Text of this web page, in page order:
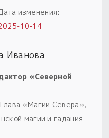
Дата изменения:
10-14
Иванова
«Северной
«Магии Севера»,
магии и гадания